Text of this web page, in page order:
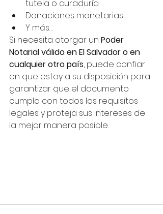
tutela o curaduría
Donaciones monetarias
Y más…
Si necesita otorgar un Poder
Notarial válido en El Salvador o en
cualquier otro país, puede confiar
en que estoy a su disposición para
garantizar que el documento
cumpla con todos los requisitos
legales y proteja sus intereses de
la mejor manera posible.